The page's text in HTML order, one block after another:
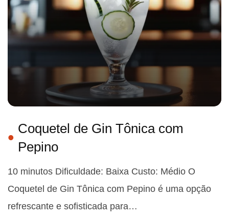
Coquetel de Gin Tônica com
Pepino
10 minutos Dificuldade: Baixa Custo: Médio O
Coquetel de Gin Tônica com Pepino é uma opção
refrescante e sofisticada para…